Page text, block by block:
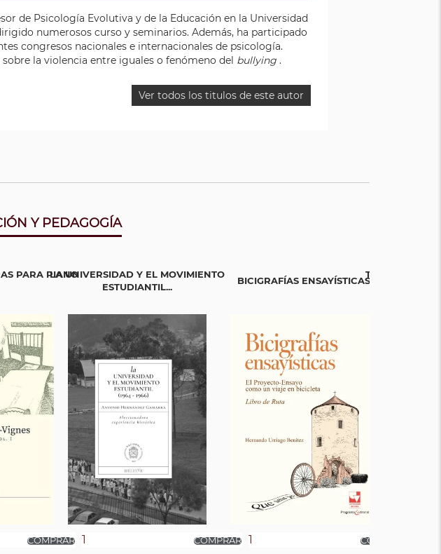
de Psicología Evolutiva y de la Educación en la Universidad
numerosos curso y seminarios. Además, ha participado
congresos nacionales e internacionales de psicología.
sobre la violencia entre iguales o fenómeno del bullying.
Ver todos los titulos de este autor
Y PEDAGOGÍA
PARA PIANOLA UNIVERSIDAD Y EL MOVIMIENTO
ESTUDIANTIL...
BICIGRAFÍAS ENSAYÍSTICAS
TEJIENDO